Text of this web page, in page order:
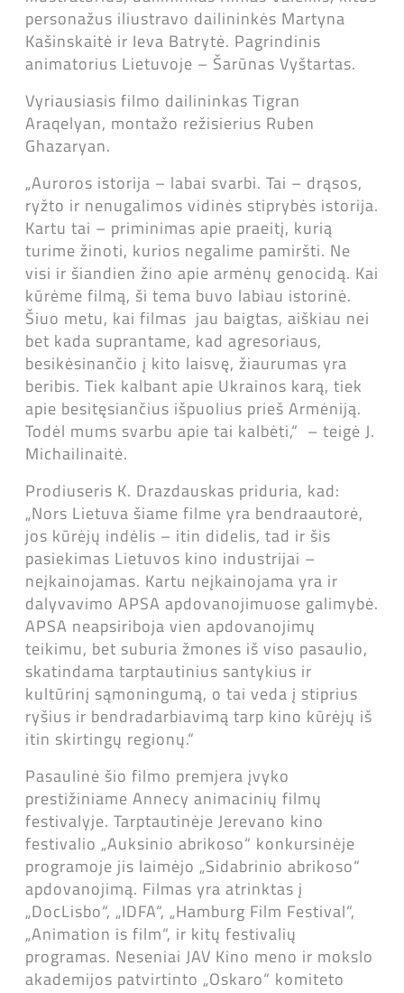
personažus iliustravo dailininkės Martyna
Kašinskaitė ir Ieva Batrytė. Pagrindinis
animatorius Lietuvoje – Šarūnas Vyštartas.
Vyriausiasis filmo dailininkas Tigran
Araqelyan, montažo režisierius Ruben
Ghazaryan.
„Auroros istorija – labai svarbi. Tai – drąsos,
ryžto ir nenugalimos vidinės stiprybės istorija.
Kartu tai – priminimas apie praeitį, kurią
turime žinoti, kurios negalime pamiršti. Ne
visi ir šiandien žino apie armėnų genocidą. Kai
kūrėme filmą, ši tema buvo labiau istorinė.
Šiuo metu, kai filmas jau baigtas, aiškiau nei
bet kada suprantame, kad agresoriaus,
besikėsinančio į kito laisvę, žiaurumas yra
beribis. Tiek kalbant apie Ukrainos karą, tiek
apie besitęsiančius išpuolius prieš Armėniją.
Todėl mums svarbu apie tai kalbėti,“ – teigė J.
Michailinaitė.
Prodiuseris K. Drazdauskas priduria, kad:
„Nors Lietuva šiame filme yra bendraautorė,
jos kūrėjų indėlis – itin didelis, tad ir šis
pasiekimas Lietuvos kino industrijai –
neįkainojamas. Kartu neįkainojama yra ir
dalyvavimo APSA apdovanojimuose galimybė.
APSA neapsiriboja vien apdovanojimų
teikimu, bet suburia žmones iš viso pasaulio,
skatindama tarptautinius santykius ir
kultūrinį sąmoningumą, o tai veda į stiprius
ryšius ir bendradarbiavimą tarp kino kūrėjų iš
itin skirtingų regionų.“
Pasaulinė šio filmo premjera įvyko
prestižiniame Annecy animacinių filmų
festivalyje. Tarptautinėje Jerevano kino
festivalio „Auksinio abrikoso“ konkursinėje
programoje jis laimėjo „Sidabrinio abrikoso“
apdovanojimą. Filmas yra atrinktas į
„DocLisbo“, „IDFA“, „Hamburg Film Festival“,
„Animation is film“, ir kitų festivalių
programas. Neseniai JAV Kino meno ir mokslo
akademijos patvirtinto „Oskaro“ komiteto